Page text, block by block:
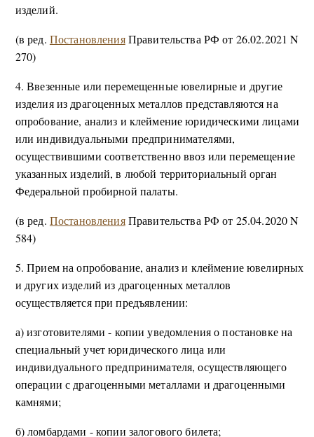
изделий.
(в ред. ПостановленияПравительства РФ от 26.02.2021 N
270)
4. Ввезенные или перемещенные ювелирные и другие
изделия из драгоценных металлов представляются на
опробование, анализ и клеймение юридическими лицами
или индивидуальными предпринимателями,
осуществившими соответственно ввоз или перемещение
указанных изделий, в любой территориальный орган
Федеральной пробирной палаты.
(в ред. ПостановленияПравительства РФ от 25.04.2020 N
584)
5. Прием на опробование, анализ и клеймение ювелирных
и других изделий из драгоценных металлов
осуществляется при предъявлении:
а) изготовителями - копии уведомления о постановке на
специальный учет юридического лица или
индивидуального предпринимателя, осуществляющего
операции с драгоценными металлами и драгоценными
камнями;
б) ломбардами - копии залогового билета;